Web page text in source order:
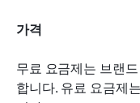
가격
무료 요금제는 브랜
합니다. 유료 요금제